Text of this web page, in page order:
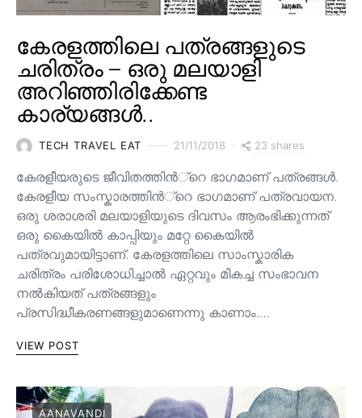
കേരളത്തിലെ പത്രങ്ങളുടെ
ചരിത്രം – ഒരു മലയാളി
അറിഞ്ഞിരിക്കേണ്ട
കാര്യങ്ങൾ..
TECH TRAVEL EAT 21/11/2018 23 shares
കേരളീയരുടെ ജീവിതത്തിന്‍്റെ ഭാഗമാണ് പത്രങ്ങള്‍.
കേരളീയ സംസ്കാരത്തിന്‍്റെ ഭാഗമാണ് പത്രവായന.
ഒരു ശരാശരി മലയാളിയുടെ ദിവസം ആരംഭിക്കുന്നത്
ഒരു കൈയില്‍ കാപ്പിയും മറ്റേ കൈയില്‍
പത്രവുമായിട്ടാണ്. കേരളത്തിലെ സാംസ്കാരിക
ചരിത്രം പരിശോധിച്ചാല്‍ ഏറ്റവും മികച്ച സംഭാവന
നല്‍കിയത് പത്രങ്ങളും
പ്രസിദ്ധീകരണങ്ങളുമാണെന്നു കാണാം.…
VIEW POST
AANAVANDI